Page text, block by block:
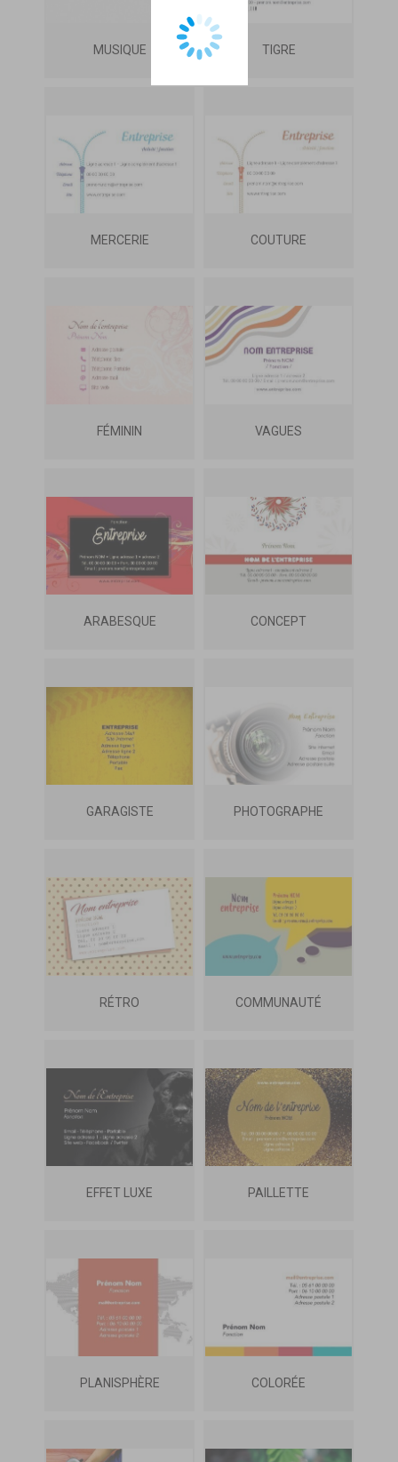
MUSIQUE TIGRE
MERCERIE COUTURE
FÉMININ VAGUES
ARABESQUE CONCEPT
GARAGISTE PHOTOGRAPHE
RÉTRO COMMUNAUTÉ
EFFET LUXE PAILLETTE
PLANISPHÈRE COLORÉE